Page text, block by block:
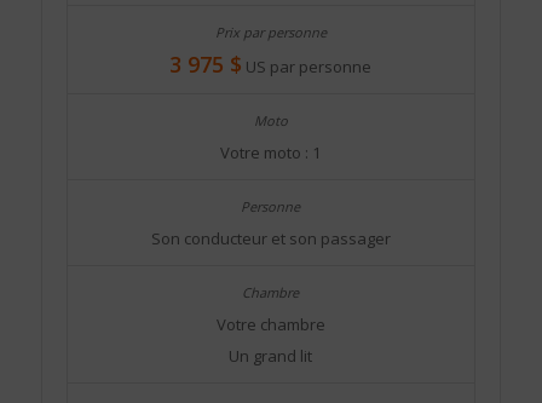
3 975 $ US par personne
Votre moto : 1
Son conducteur et son passager
Votre chambre
Un grand lit